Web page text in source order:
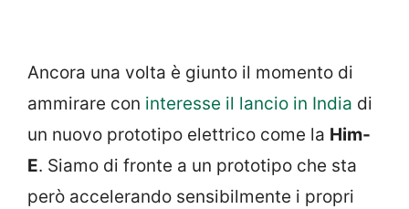
Ancora una volta è giunto il momento di
ammirare con interesse il lancio in India di
un nuovo prototipo elettrico come la Him-
E. Siamo di fronte a un prototipo che sta
però accelerando sensibilmente i propri